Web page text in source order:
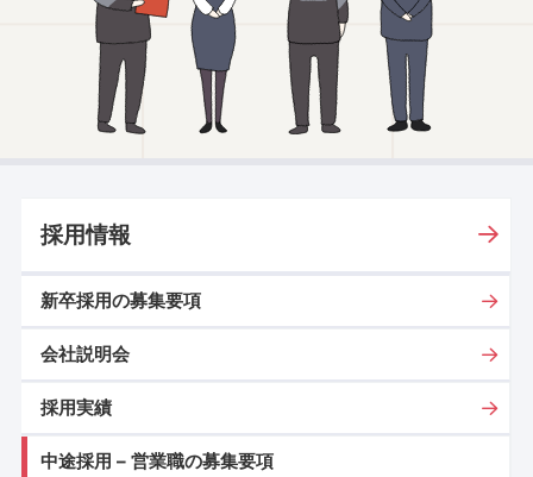
採用情報
新卒採用の募集要項
会社説明会
採用実績
中途採用 – 営業職の募集要項